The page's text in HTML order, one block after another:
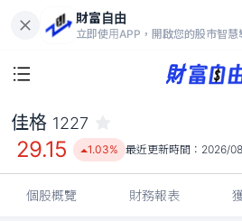
財富自由
立即使用APP，開啟您的股市智慧
29.15
1.03%
佳格 1227
29.15 1.03% 最近更新時間： 2026/
個股概覽 財務報表